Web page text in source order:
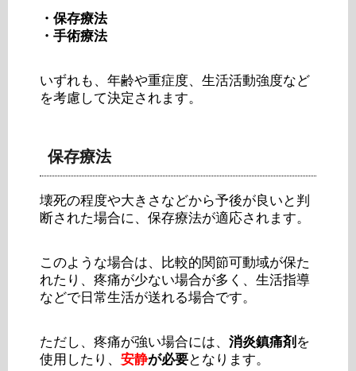
・保存療法
・手術療法
いずれも、年齢や重症度、生活活動強度など
を考慮して決定されます。
保存療法
壊死の程度や大きさなどから予後が良いと判
断された場合に、保存療法が適応されます。
このような場合は、比較的関節可動域が保た
れたり、疼痛が少ない場合が多く、生活指導
などで日常生活が送れる場合です。
ただし、疼痛が強い場合には、 消炎鎮痛剤 を
使用したり、 安静が必要となります。